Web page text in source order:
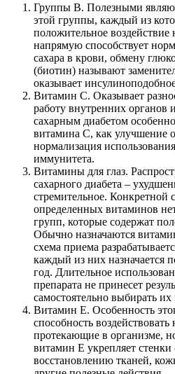
Группы В. Полезными
этой группы, каждый из
положительное
напрямую способствует
сахара в крови, обмену
(биотин) называют
оказывает
Витамин С. Оказывает
работу внутренних органов
сахарным диабетом
витамина С, как улучшение
нормализация
иммунитета.
Витамины для глаз.
сахарного диабета –
стремительное. Конкретной
определенных витаминов
групп, которые содержат
Обычно назначаются
схема приема
каждый из них назначается
год. Длительное
препарата не принесет
самостоятельно выбирать их
Витамин Е. Особенность
способность
протекающие в организме,
витамин Е укрепляет стенки
восстановлению тканей,